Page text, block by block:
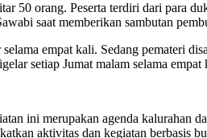
50 orang. Peserta terdiri dari para
saat memberikan sambutan
empat kali. Sedang pemateri
setiap Jumat malam selama
ini merupakan agenda kalurahan
aktivitas dan kegiatan berbasis